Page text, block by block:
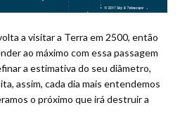
a visitar a Terra em 2500, então
ao máximo com essa passagem
a estimativa do seu diâmetro,
assim, cada dia mais entendemos
o próximo que irá destruir a